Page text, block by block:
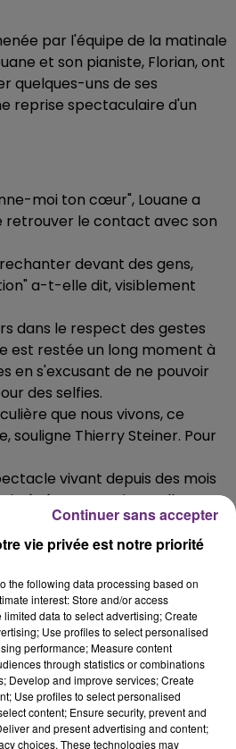
par l'équipe de la matinale
et son pianiste, Florian, ont
quelques-uns de ses
reprise spectaculaire d'un
moi ton cœur", Louane a
retrouver le contact avec son
devant des gens,
a-t-elle dit, visiblement
dans le respect des gestes
est restée un long moment à
en s'excusant de ne pouvoir
des selfies.
que nous vivons, ce
souligne Thierry Steiner. Pour
vivant depuis des mois
généreuse et aime tellement
Evidemment, en temps
une jauge de plusieurs
artiste de cette qualité. La
la centaine de spectateurs
exceptionnelle."
vie privée est notre priorité
the following data processing based on
interest: Store and/or access
data to select advertising; Create
Use profiles to select personalised
performance; Measure content
through statistics or combinations
Develop and improve services; Create
Use profiles to select personalised
content; Ensure security, prevent and
and present advertising and content;
choices. These technologies may
Continuer sans accepter